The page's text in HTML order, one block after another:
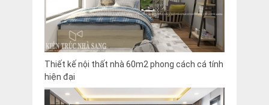
Thiết kế nội thất nhà 60m2 phong cách cá tính
hiện đại